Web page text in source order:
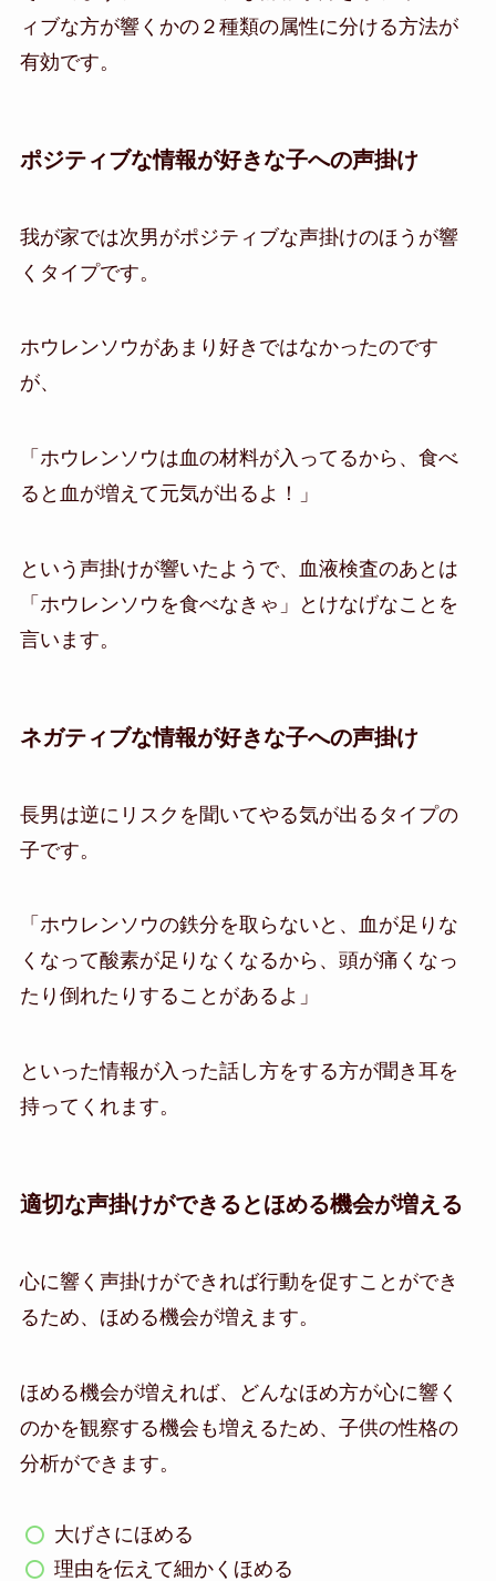
ィブな方が響くかの２種類の属性に分ける方法が
有効です。
ポジティブな情報が好きな子への声掛け
我が家では次男がポジティブな声掛けのほうが響
くタイプです。
ホウレンソウがあまり好きではなかったのです
が、
「ホウレンソウは血の材料が入ってるから、食べ
ると血が増えて元気が出るよ！」
という声掛けが響いたようで、血液検査のあとは
「ホウレンソウを食べなきゃ」とけなげなことを
言います。
ネガティブな情報が好きな子への声掛け
長男は逆にリスクを聞いてやる気が出るタイプの
子です。
「ホウレンソウの鉄分を取らないと、血が足りな
くなって酸素が足りなくなるから、頭が痛くなっ
たり倒れたりすることがあるよ」
といった情報が入った話し方をする方が聞き耳を
持ってくれます。
適切な声掛けができるとほめる機会が増える
心に響く声掛けができれば行動を促すことができ
るため、ほめる機会が増えます。
ほめる機会が増えれば、どんなほめ方が心に響く
のかを観察する機会も増えるため、子供の性格の
分析ができます。
大げさにほめる
理由を伝えて細かくほめる